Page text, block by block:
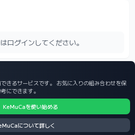
ログインしてください。
きるサービスです。 お気に入りの組み合わせを保
にできます。
KeMuCaを使い始める
について詳しく